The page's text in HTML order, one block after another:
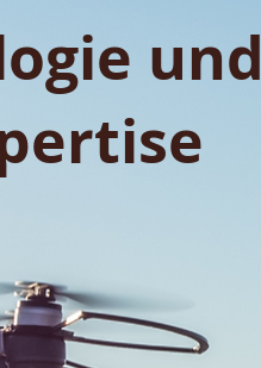
und